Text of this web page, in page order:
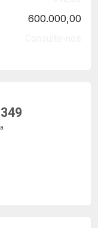
600.000,00